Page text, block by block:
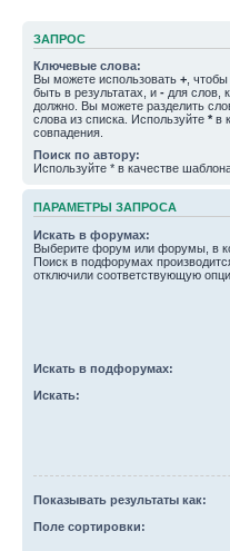
ЗАПРОС
Ключевые слова:
Вы можете использовать + ,
быть в результатах, и - для слов,
должно. Вы можете разделить
слова из списка. Используйте * в
совпадения.
Поиск по автору:
Используйте * в качестве
ПАРАМЕТРЫ ЗАПРОСА
Искать в форумах:
Выберите форум или форумы, в
Поиск в подфорумах
отключили соответствующую
Искать в подфорумах:
Искать:
Показывать результаты как:
Поле сортировки: